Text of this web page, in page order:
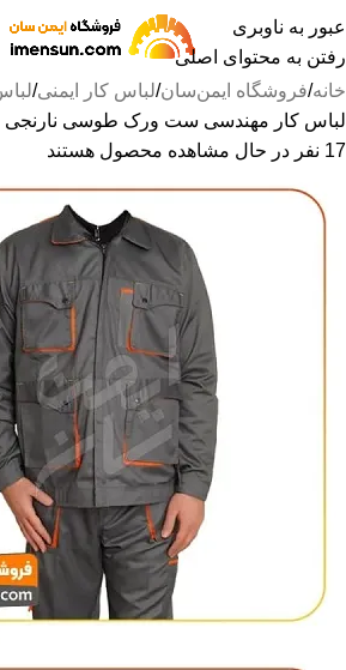
عبور به ناوبری
رفتن به محتوای اصلی
خانه فروشگاه ایمن‌سان لباس کار ایمنی
لباس کار مهندسی ست ورک طوسی نارنجی
17 نفر در حال مشاهده محصول هستند